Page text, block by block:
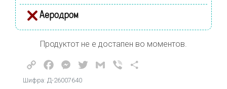
Аеродром
Продуктот не е достапен во моментов.
Copy
Link
FacebookMessenger
TwitterGmail Viber
Шифра: Д-26007640